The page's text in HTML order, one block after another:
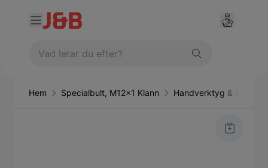
Hem Specialbult, M12x1 Klann Handverktyg &